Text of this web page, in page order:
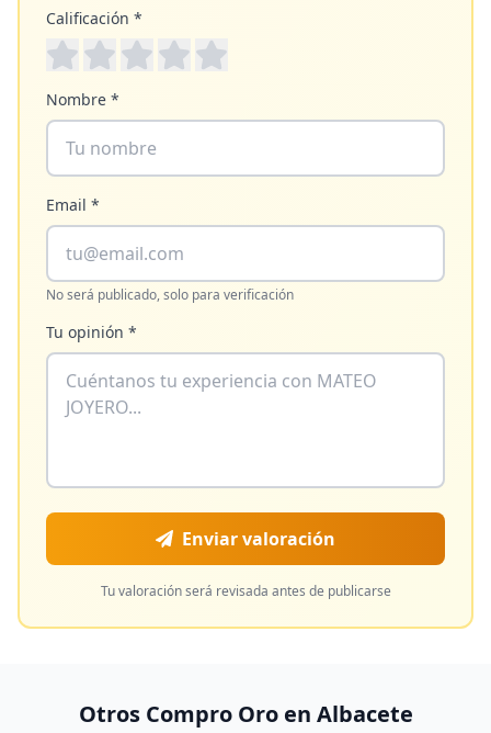
Calificación *
Nombre *
Email *
No será publicado, solo para verificación
Tu opinión *
Enviar valoración
Tu valoración será revisada antes de publicarse
Otros Compro Oro en Albacete